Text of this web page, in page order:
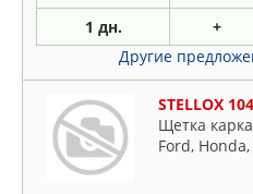
1 дн. +
Другие
STELLOX
Щетка
Ford,